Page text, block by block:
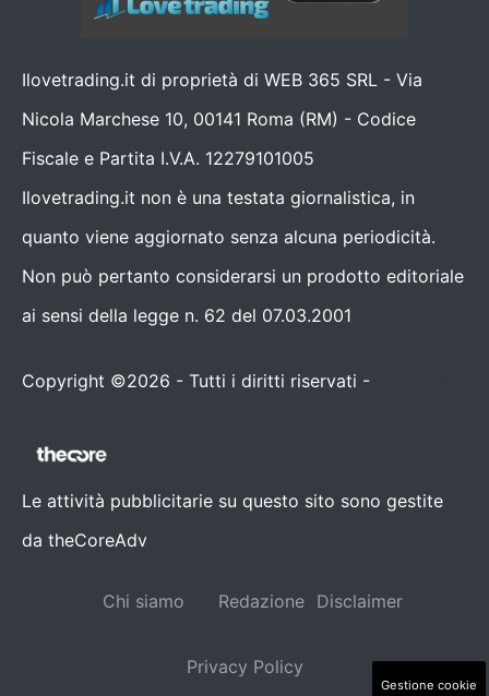
Ilovetrading.it di proprietà di WEB 365 SRL - Via
Nicola Marchese 10, 00141 Roma (RM) - Codice
Fiscale e Partita I.V.A. 12279101005
Ilovetrading.it non è una testata giornalistica, in
quanto viene aggiornato senza alcuna periodicità.
Non può pertanto considerarsi un prodotto editoriale
ai sensi della legge n. 62 del 07.03.2001
Copyright ©2026 - Tutti i diritti riservati -
Le attività pubblicitarie su questo sito sono gestite
da theCoreAdv
Chi siamo Redazione Disclaimer
Privacy Policy
Gestione cookie